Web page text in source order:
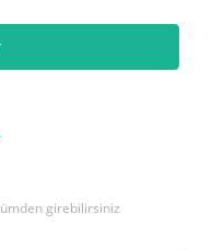
girebilirsiniz